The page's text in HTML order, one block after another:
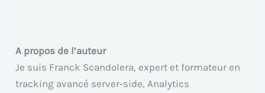
A propos de l’auteur
Je suis Franck Scandolera, expert et formateur en
tracking avancé server‑side, Analytics